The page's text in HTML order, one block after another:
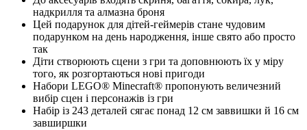
надкрилля та алмазна броня
Цей подарунок для дітей-геймерів стане чудовим
подарунком на день народження, інше свято або просто
так
Діти створюють сцени з гри та доповнюють їх у міру
того, як розгортаються нові пригоди
Набори LEGO® Minecraft® пропонують величезний
вибір сцен і персонажів із гри
Набір із 243 деталей сягає понад 12 см заввишки й 16 см
завширшки